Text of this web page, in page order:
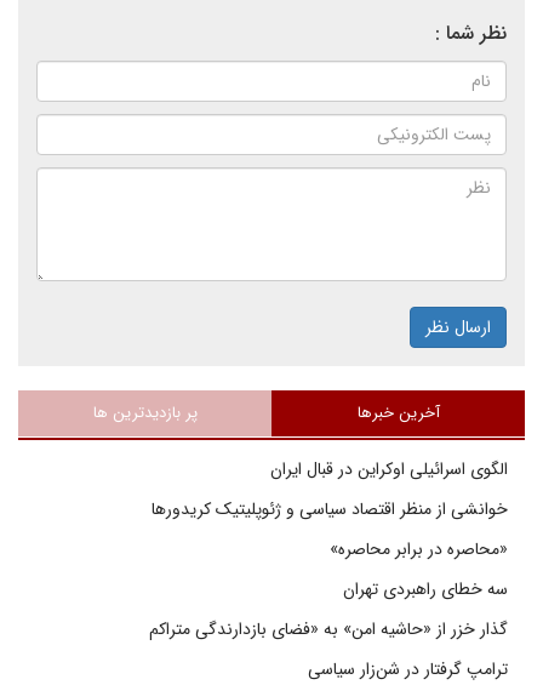
نظر شما :
ارسال نظر
آخرین خبرها پر بازدیدترین ها
الگوی اسرائیلی اوکراین در قبال ایران
خوانشی از منظر اقتصاد سیاسی و ژئوپلیتیک کریدورها
«محاصره در برابر محاصره»
سه خطای راهبردی تهران
گذار خزر از «حاشیه امن» به «فضای بازدارندگی متراکم
ترامپ گرفتار در شن‌زار سیاسی